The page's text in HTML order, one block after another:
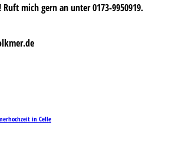
mich gern an unter 0173-9950919.
in Celle